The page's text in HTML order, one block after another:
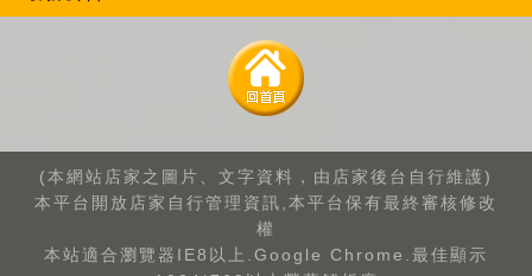
(本網站店家之圖片、文字資料，由店家後台自行維護)
本平台開放店家自行管理資訊,本平台保有最終審核修改
權
本站適合瀏覽器IE8以上.Google Chrome.最佳顯示